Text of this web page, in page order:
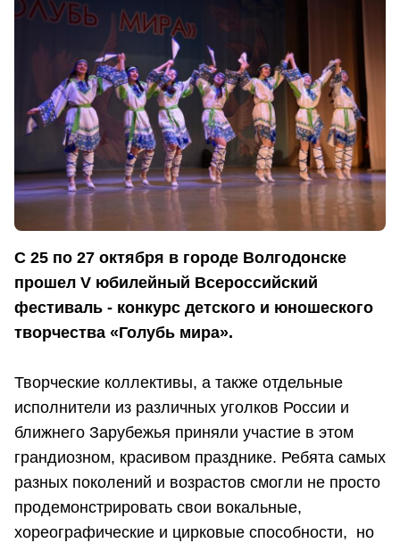
С 25 по 27 октября в городе Волгодонске
прошел V юбилейный Всероссийский
фестиваль - конкурс детского и юношеского
творчества «Голубь мира».
Творческие коллективы, а также отдельные
исполнители из различных уголков России и
ближнего Зарубежья приняли участие в этом
грандиозном, красивом празднике. Ребята самых
разных поколений и возрастов смогли не просто
продемонстрировать свои вокальные,
хореографические и цирковые способности, но